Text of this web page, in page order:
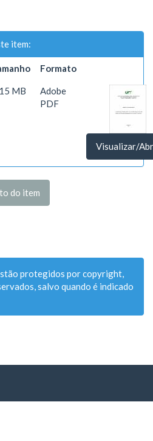
item:
Formato
MB
Adobe
PDF
Visualizar/
do item
protegidos por copyright,
salvo quando é indicado